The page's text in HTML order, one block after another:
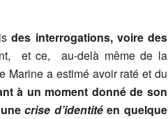
des interrogations, voire des
et ce, au-delà même de la
Marine a estimé avoir raté et du
à un moment donné de son
unecrise d’identitéen quelque